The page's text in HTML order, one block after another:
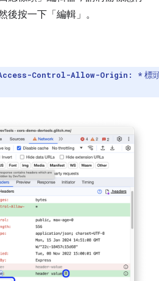
後按一下「編輯」 。
Control-Allow-Origin: * 標